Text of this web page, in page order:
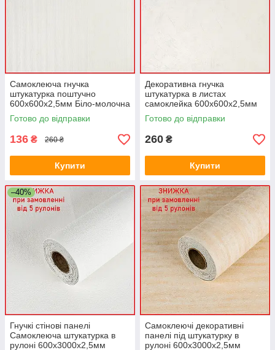
Самоклеюча гнучка
штукатурка поштучно
600х600х2,5мм Біло-молочна
смуги ПВХ декор SW-
00002988
Готово до відправки
136 ₴ 260 ₴
Купити
Декоративна гнучка
штукатурка в листах
самоклейка 600х600х2,5мм
Біла Мармаріно ПВХ декор
SW-00002989
Готово до відправки
260 ₴
Купити
–40%
Гнучкі стінові панелі
Самоклеюча штукатурка в
рулоні 600х3000х2,5мм
Самоклеючі декоративні
панелі під штукатурку в
рулоні 600х3000х2,5мм